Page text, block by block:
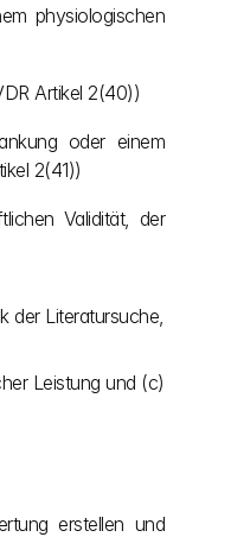
physiologischen
Artikel 2(40))
oder einem
2(41))
Validität, der
der Literatursuche,
Leistung und (c)
erstellen und